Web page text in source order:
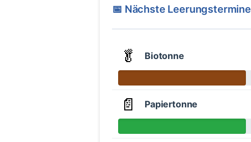
📅 Nächste Leerungstermine
🥬 Biotonne
📄 Papiertonne